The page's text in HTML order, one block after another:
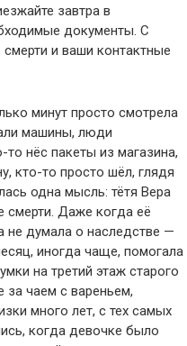
завтра в
документы. С
и ваши контактные
минут просто смотрела
машины, люди
нёс пакеты из магазина,
кто-то просто шёл, глядя
одна мысль: тётя Вера
смерти. Даже когда её
не думала о наследстве —
иногда чаще, помогала
на третий этаж старого
за чаем с вареньем,
много лет, с тех самых
когда девочке было